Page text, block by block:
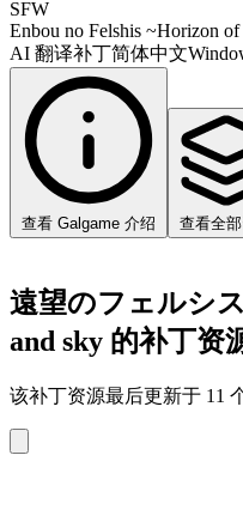
SFW
Enbou no Felshis ~Horizon
AI 翻译补丁简体中文
查看 Galgame 介绍 查看全
遠望のフェルシ
and sky 的补丁资
该补丁资源最后更新于 11